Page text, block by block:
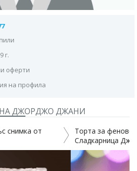
г.
оферти
на профила
ДЖОРДЖО ДЖАНИ
и други спортове от
Джани